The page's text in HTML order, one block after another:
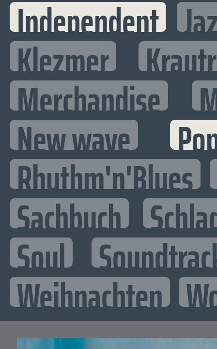
Independent
Klezmer
Merchandise
New wave
Rhythm'n'Blues
Sachbuch
Soul
Weihnachten